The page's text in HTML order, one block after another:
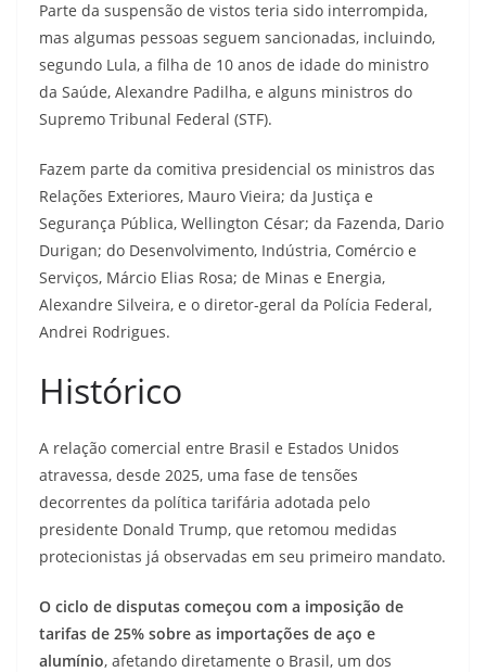
Parte da suspensão de vistos teria sido interrompida,
mas algumas pessoas seguem sancionadas, incluindo,
segundo Lula, a filha de 10 anos de idade do ministro
da Saúde, Alexandre Padilha, e alguns ministros do
Supremo Tribunal Federal (STF).
Fazem parte da comitiva presidencial os ministros das
Relações Exteriores, Mauro Vieira; da Justiça e
Segurança Pública, Wellington César; da Fazenda, Dario
Durigan; do Desenvolvimento, Indústria, Comércio e
Serviços, Márcio Elias Rosa; de Minas e Energia,
Alexandre Silveira, e o diretor-geral da Polícia Federal,
Andrei Rodrigues.
Histórico
A relação comercial entre Brasil e Estados Unidos
atravessa, desde 2025, uma fase de tensões
decorrentes da política tarifária adotada pelo
presidente Donald Trump, que retomou medidas
protecionistas já observadas em seu primeiro mandato.
O ciclo de disputas começou com a imposição de
tarifas de 25% sobre as importações de aço e
alumínio, afetando diretamente o Brasil, um dos